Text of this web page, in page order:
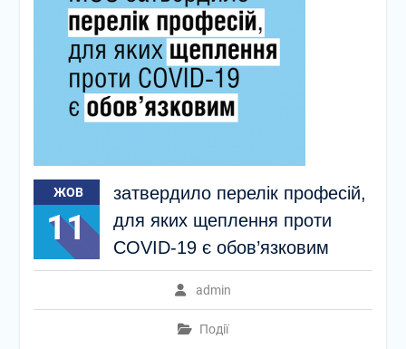
ЖОВ
11
затвердило перелік професій,
для яких щеплення проти
COVID-19 є обов’язковим
admin
Події